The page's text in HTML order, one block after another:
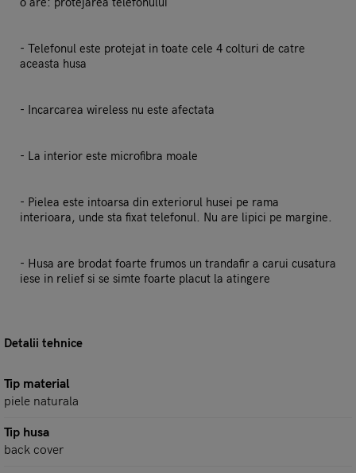
- Telefonul este protejat in toate cele 4 colturi de catre
aceasta husa
- Incarcarea wireless nu este afectata
- La interior este microfibra moale
- Pielea este intoarsa din exteriorul husei pe rama
interioara, unde sta fixat telefonul. Nu are lipici pe margine.
- Husa are brodat foarte frumos un trandafir a carui cusatura
iese in relief si se simte foarte placut la atingere
Detalii tehnice
Tip material
piele naturala
Tip husa
back cover